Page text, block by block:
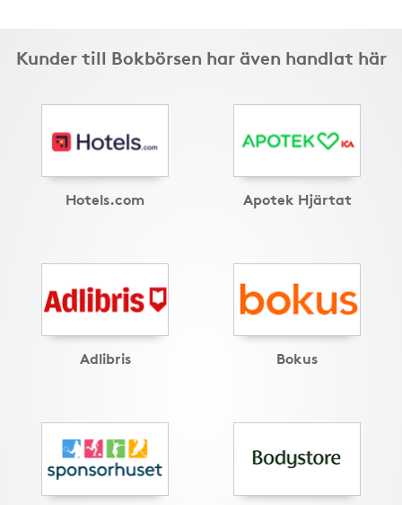
Kunder till Bokbörsen har även handlat här
Hotels.com Apotek Hjärtat
Adlibris Bokus